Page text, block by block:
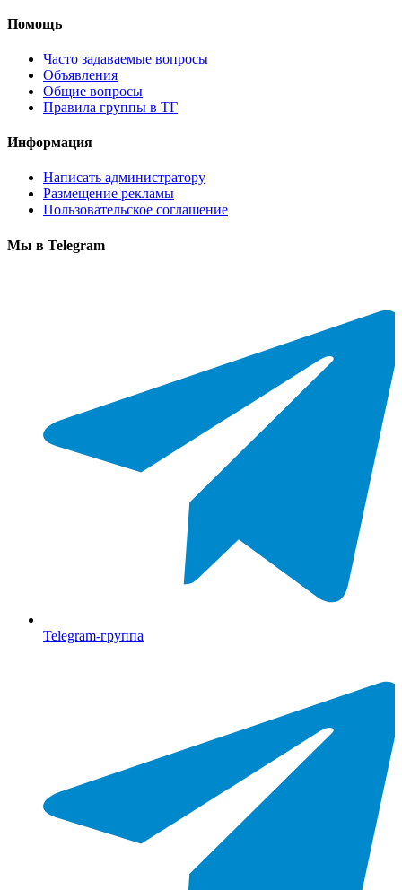
Помощь
Часто задаваемые вопросы
Объявления
Общие вопросы
Правила группы в ТГ
Информация
Написать администратору
Размещение рекламы
Пользовательское соглашение
Мы в Telegram
Telegram-группа